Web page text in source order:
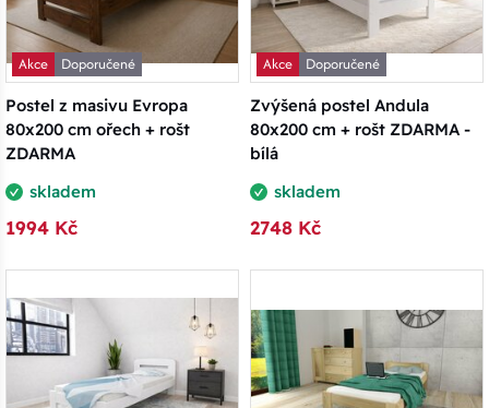
Akce
Doporučené
Postel z masivu Evropa
80x200 cm ořech + rošt
ZDARMA
skladem
1994 Kč
Akce
Doporučené
Zvýšená postel Andula
80x200 cm + rošt ZDARMA -
bílá
skladem
2748 Kč